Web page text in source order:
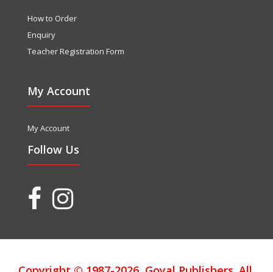
How to Order
Enquiry
Teacher Registration Form
My Account
My Account
Follow Us